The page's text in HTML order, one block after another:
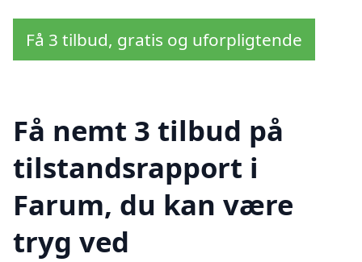
Få 3 tilbud, gratis og uforpligtende
Få nemt 3 tilbud på
tilstandsrapport i
Farum, du kan være
tryg ved